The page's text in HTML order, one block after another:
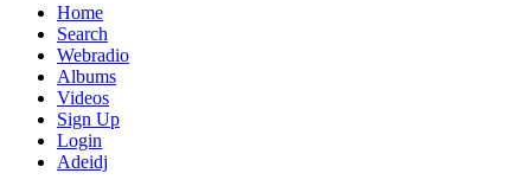
Home
Search
Webradio
Albums
Videos
Sign Up
Login
Adeidj